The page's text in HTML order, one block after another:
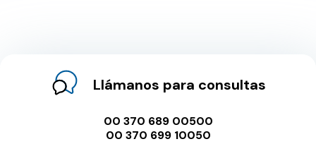
Llámanos para consultas
00 370 689 00500
00 370 699 10050